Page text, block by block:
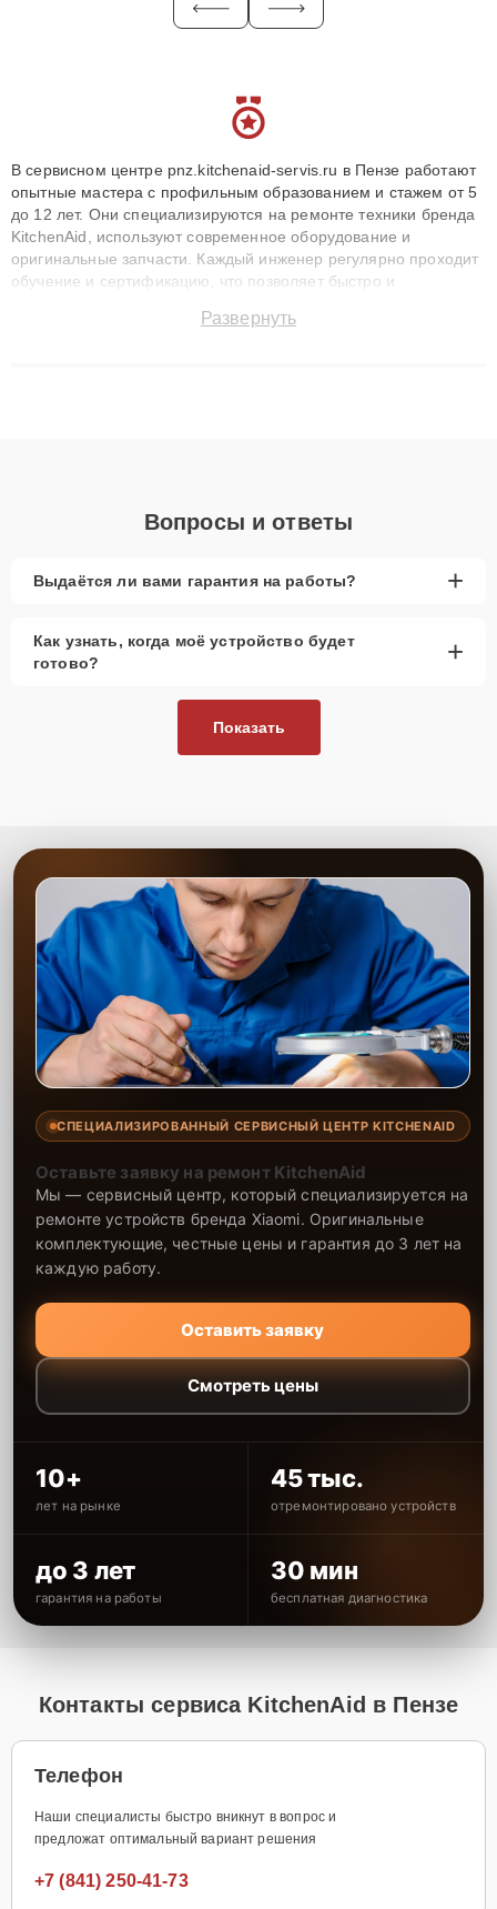
В сервисном центре pnz.kitchenaid-servis.ru в Пензе работают
опытные мастера с профильным образованием и стажем от 5
до 12 лет. Они специализируются на ремонте техники бренда
KitchenAid, используют современное оборудование и
оригинальные запчасти. Каждый инженер регулярно проходит
обучение и сертификацию, что позволяет быстро и
сохранением гарантии до 3 лет. Наши мастера решают
Развернуть
Вопросы и ответы
Выдаётся ли вами гарантия на работы? +
Как узнать, когда моё устройство будет
готово?
+
Показать
СПЕЦИАЛИЗИРОВАННЫЙ СЕРВИСНЫЙ ЦЕНТР KITCHENAID
Оставьте заявку на ремонт KitchenAid
Мы — сервисный центр, который специализируется на
ремонте устройств бренда Xiaomi. Оригинальные
комплектующие, честные цены и гарантия до 3 лет на
каждую работу.
Оставить заявку
Смотреть цены
10+
лет на рынке
45 тыс.
отремонтировано устройств
до 3 лет
гарантия на работы
30 мин
бесплатная диагностика
Контакты сервиса KitchenAid в Пензе
Телефон
Наши специалисты быстро вникнут в вопрос и
предложат оптимальный вариант решения
+7 (841) 250-41-73